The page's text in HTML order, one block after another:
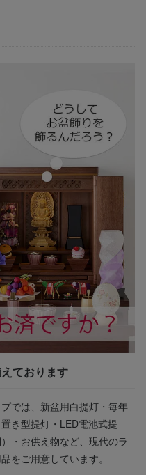
ております
では、新盆用白提灯・毎年
き型提灯・LED電池式提
・お供え物など、現代のラ
をご用意しています。